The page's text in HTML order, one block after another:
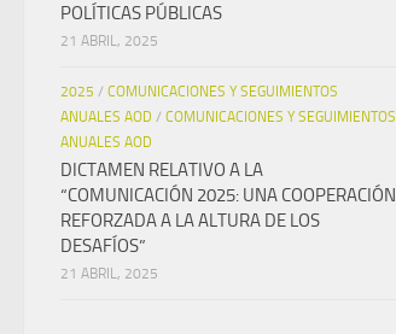
POLÍTICAS PÚBLICAS
21 ABRIL, 2025
2025 / COMUNICACIONES Y SEGUIMIENTOS
ANUALES AOD / COMUNICACIONES Y SEGUIMIENTOS
ANUALES AOD
DICTAMEN RELATIVO A LA
“COMUNICACIÓN 2025: UNA COOPERACIÓN
REFORZADA A LA ALTURA DE LOS
DESAFÍOS”
21 ABRIL, 2025